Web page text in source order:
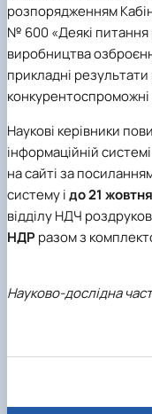
розпорядженням
№ 600 «Деякі питання
виробництва
прикладні
конкурентоспроможні
Наукові керівники
інформаційній
на сайті за
систему ідо 21 жовтня
відділу НДЧ
НДР разом з
Науково-дослідна